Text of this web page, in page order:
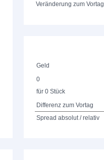
Veränderung zum Vortag
Geld
0
für 0 Stück
Differenz zum Vortag
Spread absolut / relativ